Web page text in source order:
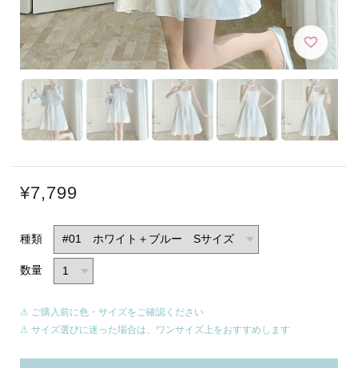
¥7,799
種類
数量
⚠ ご購入前に色・サイズをご確認ください
⚠ サイズ選びに迷った場合は、ワンサイズ上をおすすめします